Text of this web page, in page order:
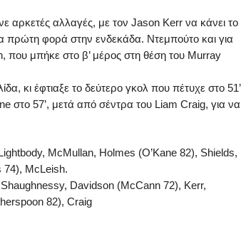
αρκετές αλλαγές, με τον Jason Kerr να κάνει το
πρώτη φορά στην ενδεκάδα. Ντεμπούτο και για
, που μπήκε στο β’ μέρος στη θέση του Murray
κι έφτιαξε το δεύτερο γκολ που πέτυχε στο 51’
στο 57’, μετά από σέντρα του Liam Craig, για να
McMullan, Holmes (O’Kane 82), Shields,
74), McLeish.
Davidson (McCann 72), Kerr,
82), Craig